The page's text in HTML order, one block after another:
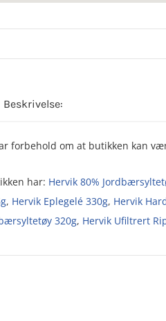
Beskrivelse:
forbehold om at butikken kan
har: Hervik 80%
, Hervik Eplegelé 330g, Hervik
320g, Hervik Ufiltrert